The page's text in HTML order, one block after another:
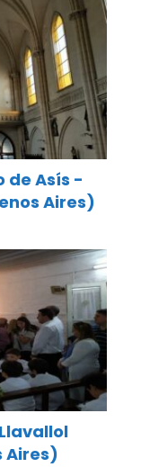
de Asís -
Aires)
Aires)